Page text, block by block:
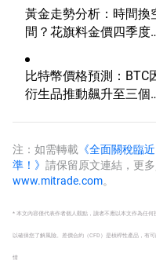
黃金走勢分析：時間換
間？花旗料金價四季度
比特幣價格預測：BTC
衍生品推動飆升至三個
注：如需轉載 《全面關稅臨
準！》 請保留原文連結，更
www.mitrade.com。
* 本文內容僅代表作者個人觀點，讀者不應以本文作為任
以確保您了解風險。 差價合約（CFD）是槓桿性產品，有
情